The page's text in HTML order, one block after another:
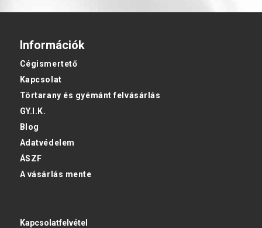
Információk
Cégismertető
Kapcsolat
Törtarany és gyémánt felvásárlás
GY.I.K.
Blog
Adatvédelem
ÁSZF
A vásárlás mente
Kapcsolatfelvétel